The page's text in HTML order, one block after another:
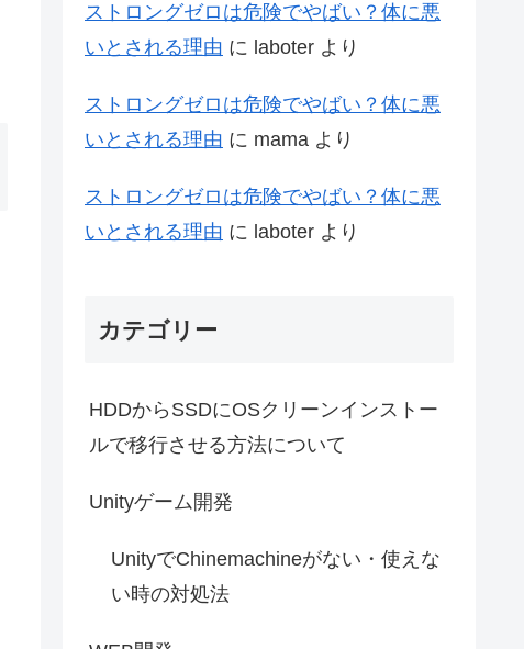
ストロングゼロは危険でやばい？体に悪
いとされる理由 に laboter より
ストロングゼロは危険でやばい？体に悪
いとされる理由 に mama より
ストロングゼロは危険でやばい？体に悪
いとされる理由 に laboter より
カテゴリー
HDDからSSDにOSクリーンインストー
ルで移行させる方法について
Unityゲーム開発
UnityでChinemachineがない・使えな
い時の対処法